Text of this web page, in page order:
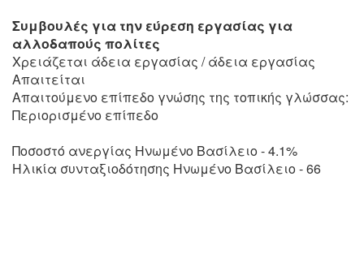
Συμβουλές για την εύρεση εργασίας για
αλλοδαπούς πολίτες
Χρειάζεται άδεια εργασίας / άδεια εργασίας
Απαιτείται
Απαιτούμενο επίπεδο γνώσης της τοπικής γλώσσας:
Περιορισμένο επίπεδο
Ποσοστό ανεργίας Ηνωμένο Βασίλειο - 4.1%
Ηλικία συνταξιοδότησης Ηνωμένο Βασίλειο - 66